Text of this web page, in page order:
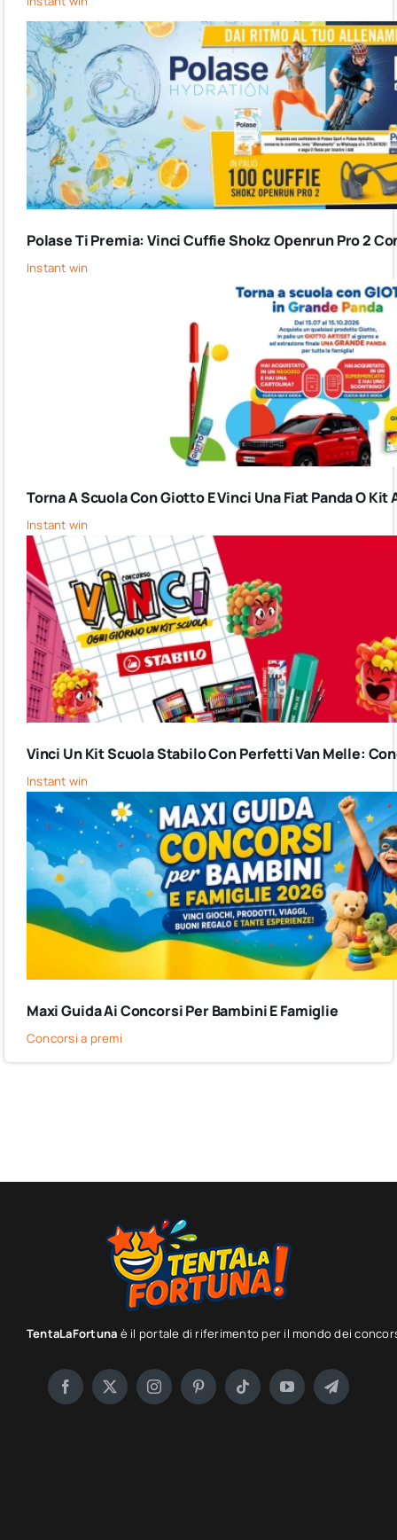
Polase Ti Premia: Vinci Cuffie Shokz Openrun Pro 2
Instant win
Torna A Scuola Con Giotto E Vinci Una Fiat Panda O
Instant win
Vinci Un Kit Scuola Stabilo Con Perfetti Van Melle:
Instant win
Maxi Guida Ai Concorsi Per Bambini E Famiglie
Concorsi a premi
TentaLaFortuna è il portale di riferimento per il mondo dei